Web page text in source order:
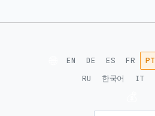
EN DE ES FR PT
RU
한국어 IT